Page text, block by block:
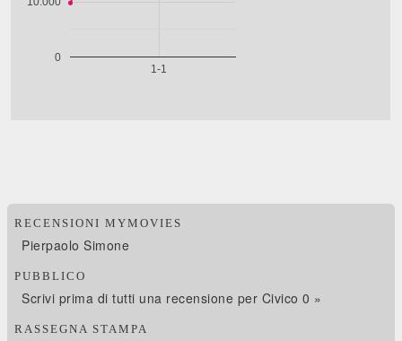
RECENSIONI MYMOVIES
Pierpaolo Simone
PUBBLICO
Scrivi prima di tutti una recensione per Civico 0 »
RASSEGNA STAMPA